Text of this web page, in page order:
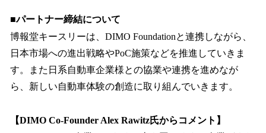
■パートナー締結について
博報堂キースリーは、DIMO Foundationと連携しながら、
日本市場への進出戦略やPoC施策などを推進していきま
す。また日系自動車企業様との協業や連携を進めなが
ら、新しい自動車体験の創造に取り組んでいきます。
【DIMO Co-Founder Alex Rawitz氏からコメント】